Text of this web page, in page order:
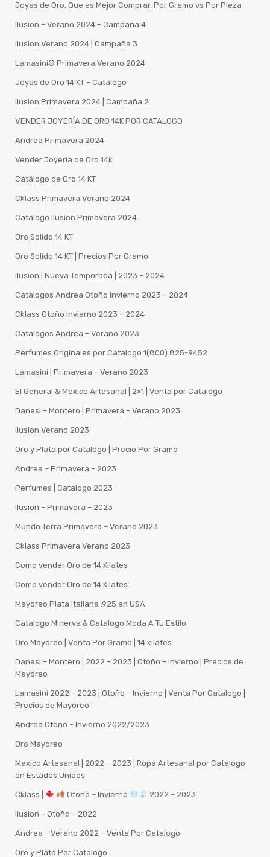
Joyas de Oro, Que es Mejor Comprar, Por Gramo vs Por Pieza
Ilusion – Verano 2024 – Campaña 4
Ilusion Verano 2024 | Campaña 3
Lamasini®️ Primavera Verano 2024
Joyas de Oro 14 KT – Catálogo
Ilusion Primavera 2024 | Campaña 2
VENDER JOYERÍA DE ORO 14K POR CATALOGO
Andrea Primavera 2024
Vender Joyería de Oro 14k
Catálogo de Oro 14 KT
Cklass Primavera Verano 2024
Catalogo Ilusion Primavera 2024
Oro Solido 14 KT
Oro Solido 14 KT | Precios Por Gramo
Ilusion | Nueva Temporada | 2023 – 2024
Catalogos Andrea Otoño Invierno 2023 – 2024
Cklass Otoño Invierno 2023 – 2024
Catalogos Andrea – Verano 2023
Perfumes Originales por Catalogo 1(800) 825-9452
Lamasini | Primavera – Verano 2023
El General & Mexico Artesanal | 2×1 | Venta por Catalogo
Danesi – Montero | Primavera – Verano 2023
Ilusion Verano 2023
Oro y Plata por Catalogo | Precio Por Gramo
Andrea – Primavera – 2023
Perfumes | Catalogo 2023
Ilusion – Primavera – 2023
Mundo Terra Primavera – Verano 2023
Cklass Primavera Verano 2023
Como vender Oro de 14 Kilates
Como vender Oro de 14 Kilates
Mayoreo Plata Italiana .925 en USA
Catalogo Minerva & Catalogo Moda A Tu Estilo
Oro Mayoreo | Venta Por Gramo | 14 kilates
Danesi – Montero | 2022 – 2023 | Otoño – Invierno | Precios de
Mayoreo
Lamasini 2022 – 2023 | Otoño – Invierno | Venta Por Catalogo |
Precios de Mayoreo
Andrea Otoño – Invierno 2022/2023
Oro Mayoreo
Mexico Artesanal | 2022 – 2023 | Ropa Artesanal por Catalogo
en Estados Unidos
Cklass | Otoño – Invierno 2022 – 2023
Ilusion – Otoño – 2022
Andrea – Verano 2022 – Venta Por Catalogo
Oro y Plata Por Catalogo